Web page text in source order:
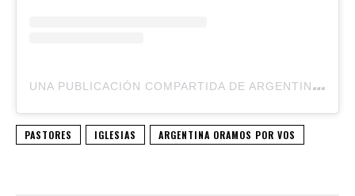
U
NA PUBLICACIÓN COMPARTIDA DE ARGENTINA ORAMOS POR VOS (@ARGENTINAORAMOSPORVOS)
PASTORES IGLESIAS ARGENTINA ORAMOS POR VOS